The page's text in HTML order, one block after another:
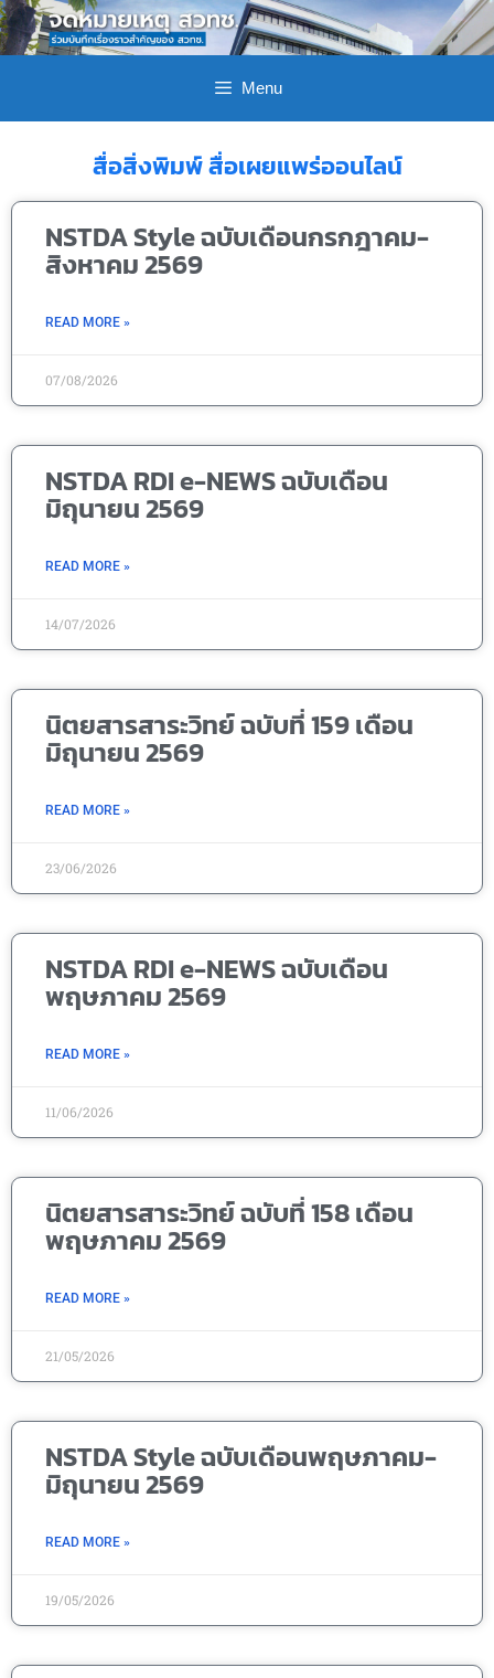
Menu
สื่อสิ่งพิมพ์ สื่อเผยแพร่ออนไลน์
NSTDA Style ฉบับเดือนกรกฎาคม-
สิงหาคม 2569
READ MORE »
07/08/2026
NSTDA RDI e-NEWS ฉบับเดือน
มิถุนายน 2569
READ MORE »
14/07/2026
นิตยสารสาระวิทย์ ฉบับที่ 159 เดือน
มิถุนายน 2569
READ MORE »
23/06/2026
NSTDA RDI e-NEWS ฉบับเดือน
พฤษภาคม 2569
READ MORE »
11/06/2026
นิตยสารสาระวิทย์ ฉบับที่ 158 เดือน
พฤษภาคม 2569
READ MORE »
21/05/2026
NSTDA Style ฉบับเดือนพฤษภาคม-
มิถุนายน 2569
READ MORE »
19/05/2026